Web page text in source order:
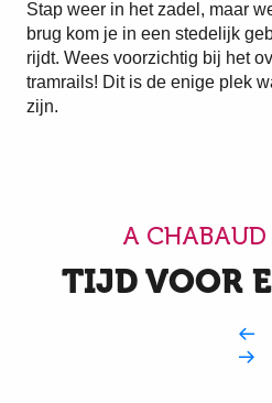
Stap weer in het zadel, maar
brug kom je in een stedelijk
rijdt. Wees voorzichtig bij het
tramrails! Dit is de enige plek
zijn.
A
TIJD VOOR